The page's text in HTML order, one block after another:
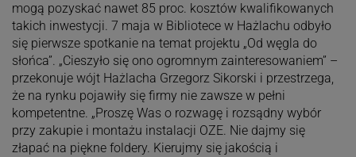
mogą pozyskać nawet 85 proc. kosztów kwalifikowanych
takich inwestycji. 7 maja w Bibliotece w Hażlachu odbyło
się pierwsze spotkanie na temat projektu „Od węgla do
słońca”. „Cieszyło się ono ogromnym zainteresowaniem” –
przekonuje wójt Hażlacha Grzegorz Sikorski i przestrzega,
że na rynku pojawiły się firmy nie zawsze w pełni
kompetentne. „Proszę Was o rozwagę i rozsądny wybór
przy zakupie i montażu instalacji OZE. Nie dajmy się
złapać na piękne foldery. Kierujmy się jakością i